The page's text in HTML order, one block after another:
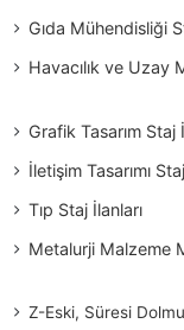
Gıda Mühendisliği
Havacılık ve Uzay
Grafik Tasarım Staj
İletişim Tasarımı
Tıp Staj İlanları
Metalurji Malzeme
Z-Eski, Süresi